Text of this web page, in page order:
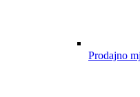
Prodajno